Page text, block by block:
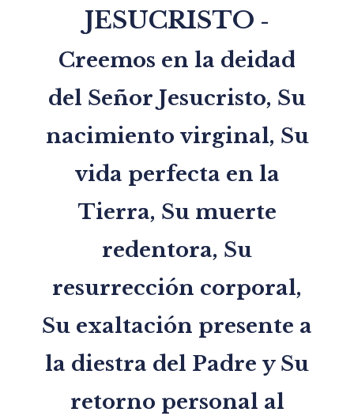
JESUCRISTO -
Creemos en la deidad
del Señor Jesucristo, Su
nacimiento virginal, Su
vida perfecta en la
Tierra, Su muerte
redentora, Su
resurrección corporal,
Su exaltación presente a
la diestra del Padre y Su
retorno personal al